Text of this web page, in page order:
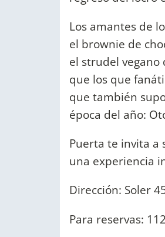
Los amantes de
el brownie de
el strudel
que los que
que también
época del año:
Puerta te invita a
una experiencia
Dirección: Soler
Para reservas: